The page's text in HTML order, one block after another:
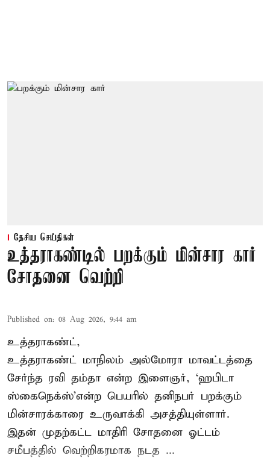
தேசிய செய்திகள்
உத்தராகண்டில் பறக்கும் மின்சார கார்
சோதனை வெற்றி
Published on: 08 Aug 2026, 9:44 am
உத்தராகண்ட்,
உத்தராகண்ட் மாநிலம் அல்மோரா மாவட்டத்தை
சேர்ந்த ரவி தம்தா என்ற இளைஞர், ‘ஹபிடா
ஸ்கைநெக்ஸ்’என்ற பெயரில் தனிநபர் பறக்கும்
மின்சாரக்காரை உருவாக்கி அசத்தியுள்ளார்.
இதன் முதற்கட்ட மாதிரி சோதனை ஓட்டம்
சமீபத்தில் வெற்றிகரமாக நடத ...